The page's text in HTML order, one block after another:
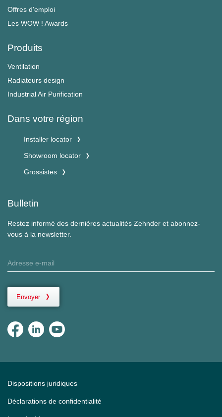
Offres d'emploi
Les WOW ! Awards
Produits
Ventilation
Radiateurs design
Industrial Air Purification
Dans votre région
Installer locator
Showroom locator
Grossistes
Bulletin
Restez informé des dernières actualités Zehnder et abonnez-
vous à la newsletter.
Envoyer
Dispositions juridiques
Déclarations de confidentialité